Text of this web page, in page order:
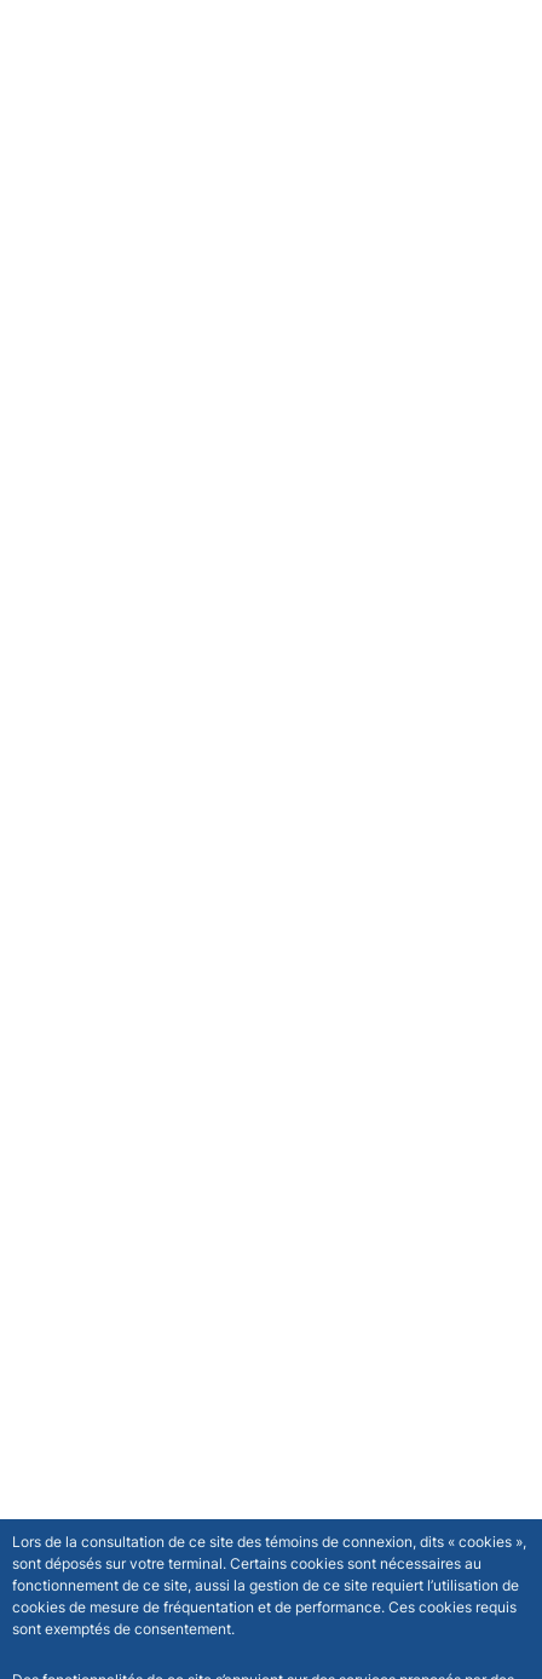
Lors de la consultation de ce site des témoins de connexion, dits « cookies »,
sont déposés sur votre terminal. Certains cookies sont nécessaires au
fonctionnement de ce site, aussi la gestion de ce site requiert l’utilisation de
cookies de mesure de fréquentation et de performance. Ces cookies requis
sont exemptés de consentement.